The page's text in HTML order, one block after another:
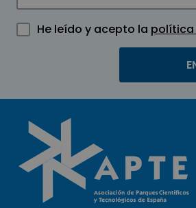
He leído y acepto la política